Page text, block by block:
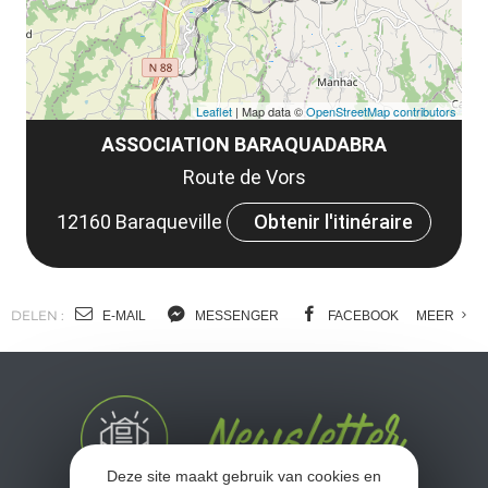
ASSOCIATION BARAQUADABRA
Route de Vors
12160 Baraqueville
Obtenir l'itinéraire
Leaflet | Map data ©OpenStreetMap contributors
DELEN : E-MAIL MESSENGER FACEBOOK MEER
Deze site maakt gebruik van cookies en